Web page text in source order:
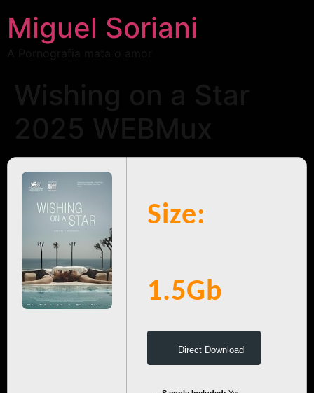
Miguel Soriani
A Pornografia mata o amor
Wishing on a Star
2025 WEBMux
Size:
1.5Gb
Direct Download